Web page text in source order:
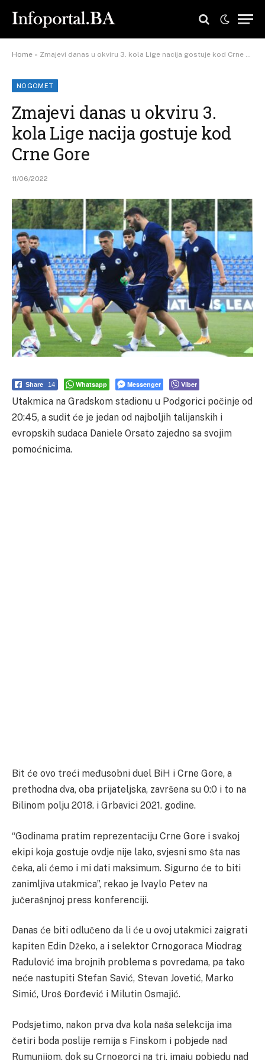
Home » Zmajevi danas u okviru 3. kola Lige nacija gostuje kod Crne Gore
NOGOMET
Zmajevi danas u okviru 3.
kola Lige nacija gostuje kod
Crne Gore
11/06/2022
Share 14 Whatsapp Messenger Viber
Utakmica na Gradskom stadionu u Podgorici počinje od
20:45, a sudit će je jedan od najboljih talijanskih i
evropskih sudaca Daniele Orsato zajedno sa svojim
pomoćnicima.
Bit će ovo treći međusobni duel BiH i Crne Gore, a
prethodna dva, oba prijateljska, završena su 0:0 i to na
Bilinom polju 2018. i Grbavici 2021. godine.
“Godinama pratim reprezentaciju Crne Gore i svakoj
ekipi koja gostuje ovdje nije lako, svjesni smo šta nas
čeka, ali ćemo i mi dati maksimum. Sigurno će to biti
zanimljiva utakmica”, rekao je Ivaylo Petev na
jučerašnjnoj press konferenciji.
Danas će biti odlučeno da li će u ovoj utakmici zaigrati
kapiten Edin Džeko, a i selektor Crnogoraca Miodrag
Radulović ima brojnih problema s povredama, pa tako
neće nastupiti Stefan Savić, Stevan Jovetić, Marko
Simić, Uroš Đorđević i Milutin Osmajić.
Podsjetimo, nakon prva dva kola naša selekcija ima
četiri boda poslije remija s Finskom i pobjede nad
Rumunijom, dok su Crnogorci na tri, imaju pobjedu nad